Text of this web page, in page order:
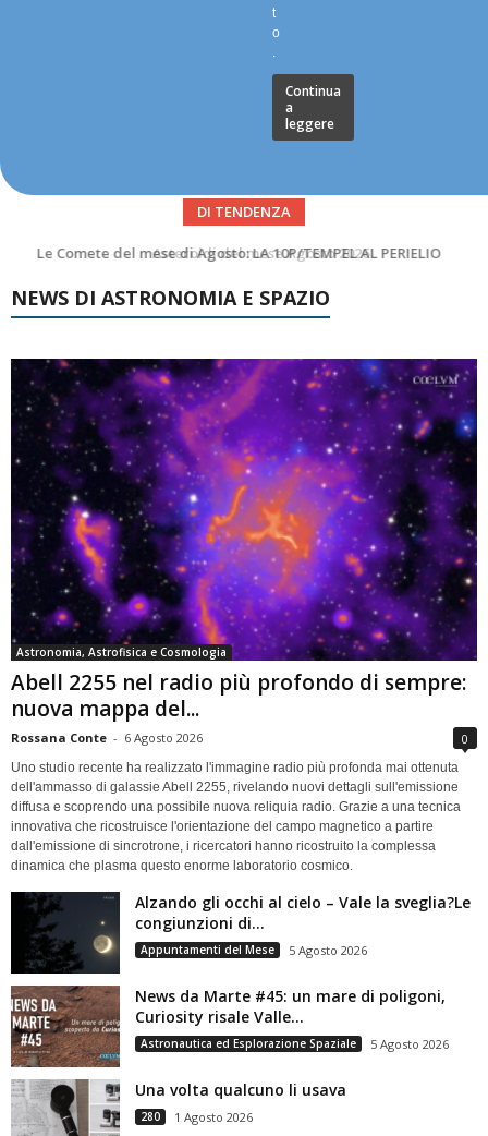
t
o
.
Continua
a
leggere
DI TENDENZA
Asteroidi del mese Agosto 2026
NEWS DI ASTRONOMIA E SPAZIO
Astronomia, Astrofisica e Cosmologia
Abell 2255 nel radio più profondo di sempre:
nuova mappa del...
Rossana Conte - 6 Agosto 2026 0
Uno studio recente ha realizzato l'immagine radio più profonda mai ottenuta
dell'ammasso di galassie Abell 2255, rivelando nuovi dettagli sull'emissione
diffusa e scoprendo una possibile nuova reliquia radio. Grazie a una tecnica
innovativa che ricostruisce l'orientazione del campo magnetico a partire
dall'emissione di sincrotrone, i ricercatori hanno ricostruito la complessa
dinamica che plasma questo enorme laboratorio cosmico.
Alzando gli occhi al cielo – Vale la sveglia?Le
congiunzioni di...
Appuntamenti del Mese 5 Agosto 2026
News da Marte #45: un mare di poligoni,
Curiosity risale Valle...
Astronautica ed Esplorazione Spaziale 5 Agosto 2026
Una volta qualcuno li usava
280 1 Agosto 2026